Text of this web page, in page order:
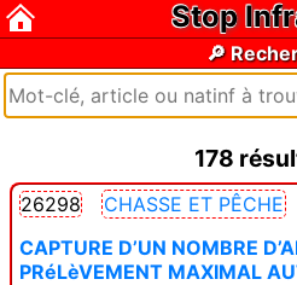
Stop
🔎
178
26298
CHASSE ET PÊCHE
CAPTURE D’UN NOMBRE
PRéLèVEMENT MAXIMAL